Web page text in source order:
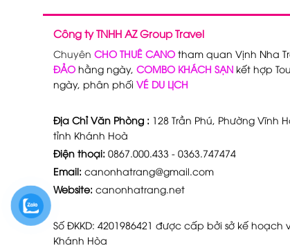
Công ty TNHH AZ Group Travel
Chuyên CHO THUÊ CANO tham quan Vịnh Nha
ĐẢO hằng ngày, COMBO KHÁCH SẠN kết hợp
ngày, phân phối VÉ DU LỊCH
Địa Chỉ Văn Phòng : 128 Trần Phú, Phường Vĩnh
tỉnh Khánh Hoà
Điện thoại: 0867.000.433 - 0363.747474
Email: canonhatrang@gmail.com
Website: canonhatrang.net
Số ĐKKD: 4201986421 được cấp bởi sở kế
Khánh Hòa